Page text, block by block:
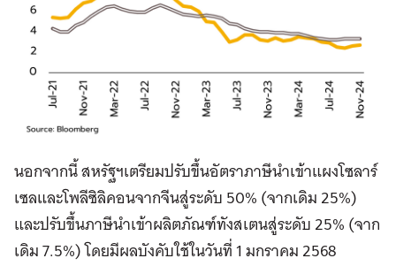
นอกจากนี้ สหรัฐฯเตรียมปรับขึ้นอัตราภาษีนำเข้าแผงโซลาร์
เซลและโพลีซิลิคอนจากจีนสู่ระดับ 50% (จากเดิม 25%)
และปรับขึ้นภาษีนำเข้าผลิตภัณฑ์ทังสเตนสู่ระดับ 25% (จาก
เดิม 7.5%) โดยมีผลบังคับใช้ในวันที่ 1 มกราคม 2568